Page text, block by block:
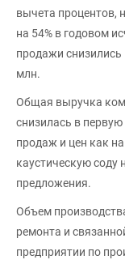
вычета процентов,
на 54% в годовом
продажи снизились
млн.
Общая выручка
снизилась в
продаж и цен как
каустическую соду
предложения.
Объем
ремонта и
предприятии по